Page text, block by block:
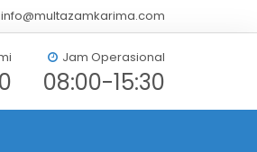
info@multazamkarima.com
Jam Operasional
08:00-15:30